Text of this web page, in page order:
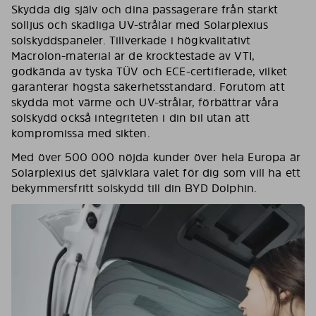
Skydda dig själv och dina passagerare från starkt
solljus och skadliga UV-strålar med Solarplexius
solskyddspaneler. Tillverkade i högkvalitativt
Macrolon-material är de krocktestade av VTI,
godkända av tyska TÜV och ECE-certifierade, vilket
garanterar högsta säkerhetsstandard. Förutom att
skydda mot värme och UV-strålar, förbättrar våra
solskydd också integriteten i din bil utan att
kompromissa med sikten.
Med över 500 000 nöjda kunder över hela Europa är
Solarplexius det självklara valet för dig som vill ha ett
bekymmersfritt solskydd till din BYD Dolphin.